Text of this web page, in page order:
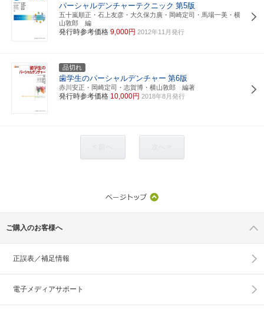
パーシャルデンチャーテクニック 第5版
五十嵐順正・石上友彦・大久保力廣・岡崎定司・馬場一美・横
山敦郎 編
発行時参考価格 9,000円 2012年11月発行
品切れ
歯学生のパーシャルデンチャー 第6版
赤川安正・岡崎定司・志賀博・横山敦郎 編著
発行時参考価格 10,000円 2018年8月発行
ご購入のお客様へ
正誤表／補足情報
電子メディアサポート